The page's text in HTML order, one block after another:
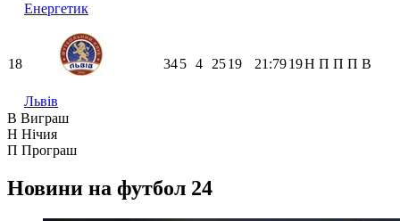
Енергетик
18
Львів
345 4 2519 21:7919Н П П П В
В Виграш
Н Нічия
П Програш
Новини на футбол 24